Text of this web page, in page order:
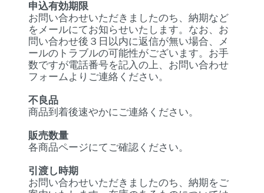
申込有効期限
お問い合わせいただきましたのち、納期など
をメールにてお知らせいたします。なお、お
問い合わせ後３日以内に返信が無い場合、メ
ールのトラブルの可能性がございます。お手
数ですが電話番号を記入の上、お問い合わせ
フォームよりご連絡ください。
不良品
商品到着後速やかにご連絡ください。
販売数量
各商品ページにてご確認ください。
引渡し時期
お問い合わせいただきましたのち、納期をご